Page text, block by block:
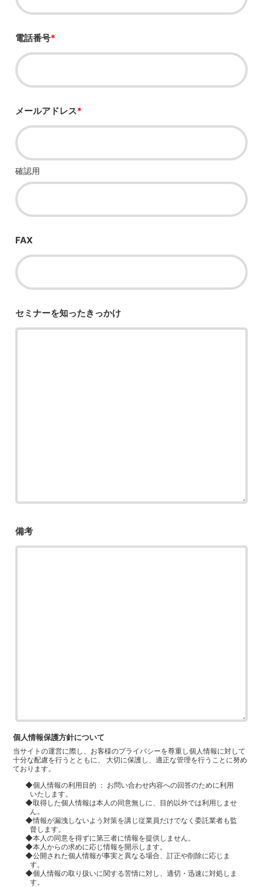
電話番号*
メールアドレス*
確認用
FAX
セミナーを知ったきっかけ
備考
個人情報保護方針について
当サイトの運営に際し、お客様のプライバシーを尊重し個人情報に対して
十分な配慮を行うとともに、 大切に保護し、適正な管理を行うことに努め
ております。
◆個人情報の利用目的 ： お問い合わせ内容への回答のために利用
いたします。
◆取得した個人情報は本人の同意無しに、目的以外では利用しませ
ん。
◆情報が漏洩しないよう対策を講じ従業員だけでなく委託業者も監
督します。
◆本人の同意を得ずに第三者に情報を提供しません。
◆本人からの求めに応じ情報を開示します。
◆公開された個人情報が事実と異なる場合、訂正や削除に応じま
す。
◆個人情報の取り扱いに関する苦情に対し、適切・迅速に対処しま
す。